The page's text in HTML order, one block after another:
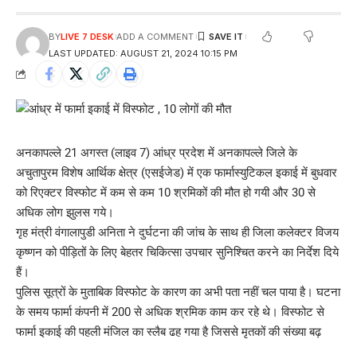
LAST UPDATED: AUGUST 21, 2024 10:15 PM
BYLIVE 7 DESK ADD A COMMENT
अनकापल्ले 21 अगस्त (लाइव 7) आंध्र प्रदेश में अनकापल्ले जिले के
अचुतापुरम विशेष आर्थिक क्षेत्र (एसईजेड) में एक फार्मास्युटिकल इकाई में बुधवार
को रिएक्टर विस्फोट में कम से कम 10 श्रमिकों की मौत हो गयी और 30 से
अधिक लोग झुलस गये।
गृह मंत्री वंगालापुडी अनिता ने दुर्घटना की जांच के साथ ही जिला कलेक्टर विजय
कृष्णन को पीड़ितों के लिए बेहतर चिकित्सा उपचार सुनिश्चित करने का निर्देश दिये
हैं।
पुलिस सूत्रों के मुताबिक विस्फोट के कारण का अभी पता नहीं चल पाया है। घटना
के समय फार्मा कंपनी में 200 से अधिक श्रमिक काम कर रहे थे। विस्फोट से
फार्मा इकाई की पहली मंजिल का स्लैब ढह गया है जिससे मृतकों की संख्या बढ़